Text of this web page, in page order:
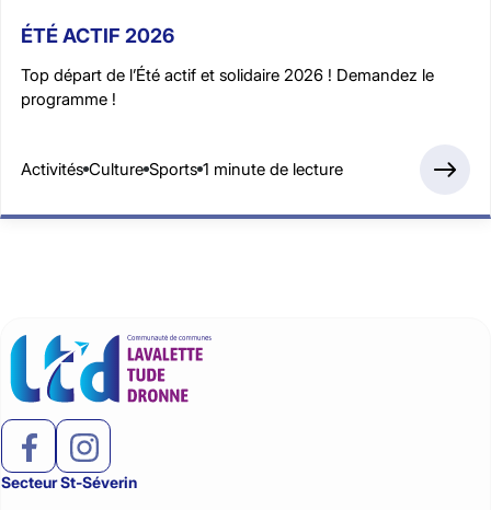
ÉTÉ ACTIF 2026
Top départ de l’Été actif et solidaire 2026 ! Demandez le
programme !
Activités Culture Sports 1 minute de lecture
Secteur St-Séverin